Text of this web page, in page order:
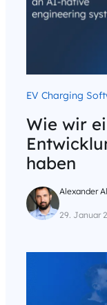
EV Charging
Wie wir
haben
Alexander
29. Januar